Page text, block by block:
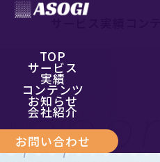
TOP
サービス
実績
コンテンツ
お知らせ
会社紹介
お問い合わせ